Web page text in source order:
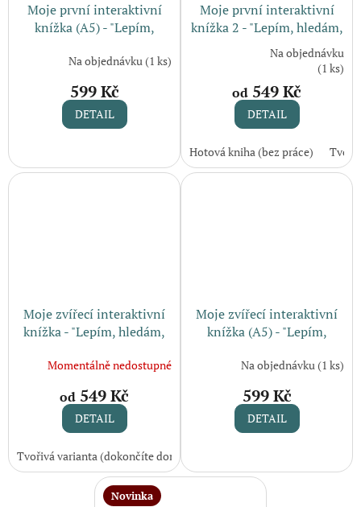
Moje první interaktivní
knížka (A5) - "Lepím,
roky)
Na objednávku (1 ks)
599 Kč
DETAIL
Moje první interaktivní
knížka 2 - "Lepím, hledám,
učím se" (2-5 let)
produktu
5
hvězdiček.
Na objednávku
(1 ks)
od 549 Kč
DETAIL
Hotová kniha (bez práce)
Moje zvířecí interaktivní
knížka - "Lepím, hledám,
Momentálně nedostupné
od 549 Kč
DETAIL
Tvořivá varianta (dokončíte doma)
Moje zvířecí interaktivní
knížka (A5) - "Lepím,
let)
Na objednávku(1 ks)
599 Kč
DETAIL
Novinka